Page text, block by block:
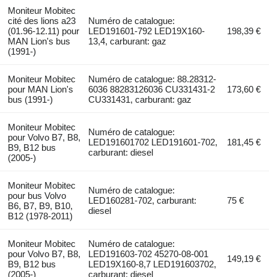
Moniteur Mobitec
cité des lions a23
(01.96-12.11) pour
MAN Lion's bus
(1991-)
Numéro de catalogue:
LED191601-792 LED19X160-
13,4, carburant: gaz
198,39 €
Moniteur Mobitec
pour MAN Lion's
bus (1991-)
Numéro de catalogue: 88.28312-
6036 88283126036 CU331431-2
CU331431, carburant: gaz
173,60 €
Moniteur Mobitec
pour Volvo B7, B8,
B9, B12 bus
(2005-)
Numéro de catalogue:
LED191601702 LED191601-702,
carburant: diesel
181,45 €
Moniteur Mobitec
pour bus Volvo
B6, B7, B9, B10,
B12 (1978-2011)
Numéro de catalogue:
LED160281-702, carburant:
diesel
75 €
Moniteur Mobitec
pour Volvo B7, B8,
B9, B12 bus
(2005-)
Numéro de catalogue:
LED191603-702 45270-08-001
LED19X160-8,7 LED191603702,
carburant: diesel
149,19 €